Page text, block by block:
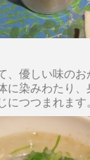
、優しい味のお
に染みわたり
につつまれます